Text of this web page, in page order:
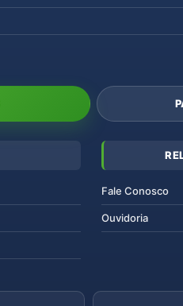
Fale Conosco
Ouvidoria